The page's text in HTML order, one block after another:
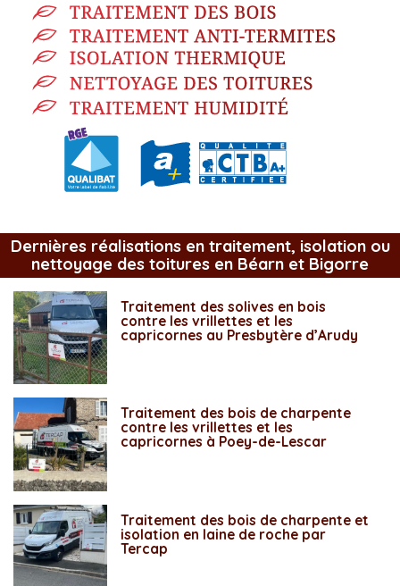
Dernières réalisations en traitement, isolation ou
nettoyage des toitures en Béarn et Bigorre
Traitement des solives en bois
contre les vrillettes et les
capricornes au Presbytère d’Arudy
Traitement des bois de charpente
contre les vrillettes et les
capricornes à Poey-de-Lescar
Traitement des bois de charpente et
isolation en laine de roche par
Tercap